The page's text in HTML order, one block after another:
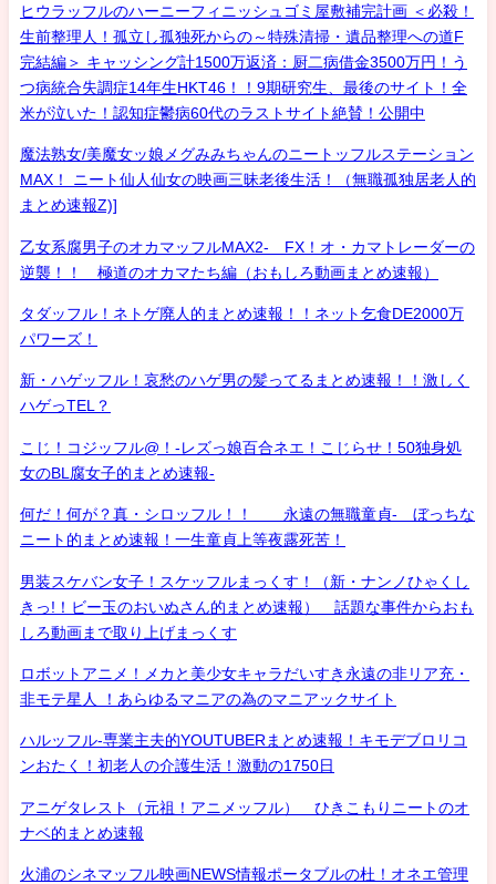
ヒウラッフルのハーニーフィニッシュゴミ屋敷補完計画 ＜必殺！
生前整理人！孤立し孤独死からの～特殊清掃・遺品整理への道F
完結編＞ キャッシング計1500万返済：厨二病借金3500万円！う
つ病統合失調症14年生HKT46！！9期研究生、最後のサイト！全
米が泣いた！認知症鬱病60代のラストサイト絶賛！公開中
魔法熟女/美魔女ッ娘メグみみちゃんのニートッフルステーション
MAX！ ニート仙人仙女の映画三昧老後生活！（無職孤独居老人的
まとめ速報Z)]
乙女系腐男子のオカマッフルMAX2- FX！オ・カマトレーダーの
逆襲！！ 極道のオカマたち編（おもしろ動画まとめ速報）
タダッフル！ネトゲ廃人的まとめ速報！！ネット乞食DE2000万
パワーズ！
新・ハゲッフル！哀愁のハゲ男の髪ってるまとめ速報！！激しく
ハゲっTEL？
こじ！コジッフル@！-レズっ娘百合ネエ！こじらせ！50独身処
女のBL腐女子的まとめ速報-
何だ！何が？真・シロッフル！！ 永遠の無職童貞- ぼっちな
ニート的まとめ速報！一生童貞上等夜露死苦！
男装スケバン女子！スケッフルまっくす！（新・ナンノひゃくし
きっ!！ビー玉のおいぬさん的まとめ速報） 話題な事件からおも
しろ動画まで取り上げまっくす
ロボットアニメ！メカと美少女キャラだいすき永遠の非リア充・
非モテ星人 ！あらゆるマニアの為のマニアックサイト
ハルッフル-専業主夫的YOUTUBERまとめ速報！キモデブロリコ
ンおたく！初老人の介護生活！激動の1750日
アニゲタレスト（元祖！アニメッフル） ひきこもりニートのオ
ナベ的まとめ速報
火浦のシネマッフル映画NEWS情報ポータブルの杜！オネエ管理